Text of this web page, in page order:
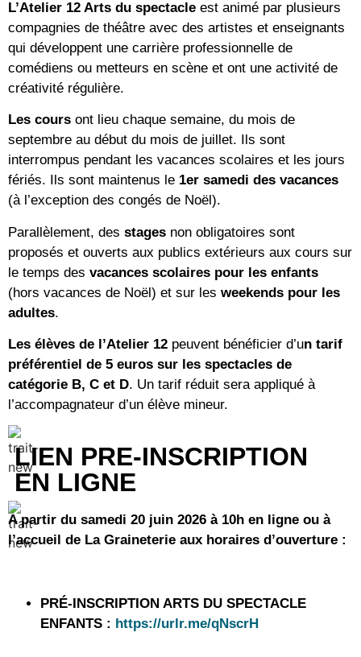
L’Atelier 12 Arts du spectacle est animé par plusieurs
compagnies de théâtre avec des artistes et enseignants
qui développent une carrière professionnelle de
comédiens ou metteurs en scène et ont une activité de
créativité régulière.
Les cours ont lieu chaque semaine, du mois de
septembre au début du mois de juillet. Ils sont
interrompus pendant les vacances scolaires et les jours
fériés. Ils sont maintenus le 1er samedi des vacances
(à l’exception des congés de Noël).
Parallèlement, des stages non obligatoires sont
proposés et ouverts aux publics extérieurs aux cours sur
le temps des vacances scolaires pour les enfants
(hors vacances de Noël) et sur les weekends pour les
adultes.
Les élèves de l’Atelier 12 peuvent bénéficier d’un tarif
préférentiel de 5 euros sur les spectacles de
catégorie B, C et D. Un tarif réduit sera appliqué à
l’accompagnateur d’un élève mineur.
LIEN PRE-INSCRIPTION
EN LIGNE
A partir du samedi 20 juin 2026 à 10h en ligne ou à
l’accueil de La Graineterie aux horaires d’ouverture :
PRÉ-INSCRIPTION ARTS DU SPECTACLE
ENFANTS : https://urlr.me/qNscrH